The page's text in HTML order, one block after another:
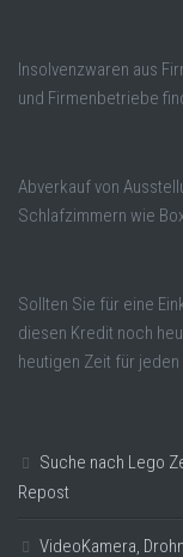
Insolvenzwaren aus
und Firmenbetriebe
Abverkauf von
Schlafzimmern wie
Sollten Sie für eine
diesen Kredit noch
heutigen Zeit für
Suche nach Lego
Repost
VideoKamera,